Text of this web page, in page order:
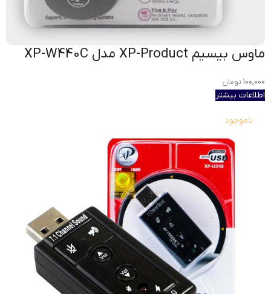
ماوس بیسیم XP-Product مدل XP-W440C
۱۰۰,۰۰۰ تومان
اطلاعات بیشتر
ناموجود